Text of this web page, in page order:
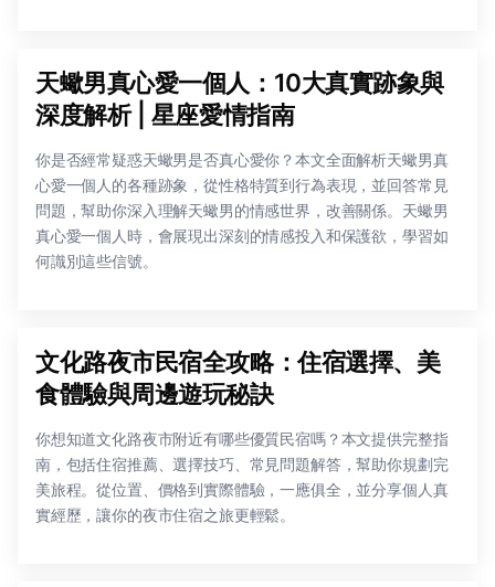
天蠍男真心愛一個人：10大真實跡象與
深度解析 | 星座愛情指南
你是否經常疑惑天蠍男是否真心愛你？本文全面解析天蠍男真
心愛一個人的各種跡象，從性格特質到行為表現，並回答常見
問題，幫助你深入理解天蠍男的情感世界，改善關係。天蠍男
真心愛一個人時，會展現出深刻的情感投入和保護欲，學習如
何識別這些信號。
文化路夜市民宿全攻略：住宿選擇、美
食體驗與周邊遊玩秘訣
你想知道文化路夜市附近有哪些優質民宿嗎？本文提供完整指
南，包括住宿推薦、選擇技巧、常見問題解答，幫助你規劃完
美旅程。從位置、價格到實際體驗，一應俱全，並分享個人真
實經歷，讓你的夜市住宿之旅更輕鬆。